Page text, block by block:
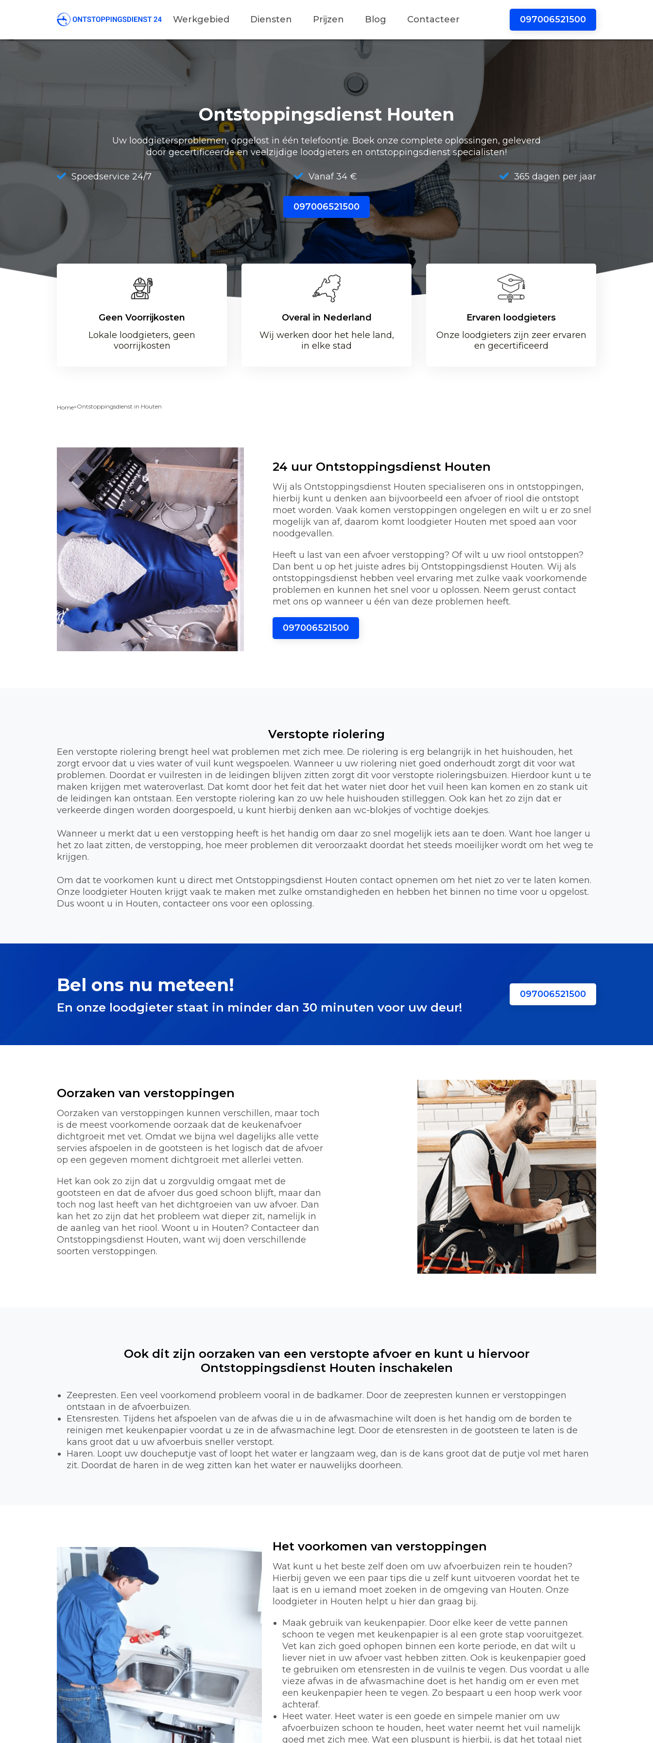
097006521500
Werkgebied Diensten Prijzen Blog Contacteer
Ontstoppingsdienst Houten
Uw loodgietersproblemen, opgelost in één telefoontje. Boek onze complete oplossingen, geleverd
door gecertificeerde en veelzijdige loodgieters en ontstoppingsdienst specialisten!
Spoedservice 24/7 Vanaf 34 € 365 dagen per jaar
097006521500
Geen Voorrijkosten
Lokale loodgieters, geen
voorrijkosten
Overal in Nederland
Wij werken door het hele land,
in elke stad
Ervaren loodgieters
Onze loodgieters zijn zeer ervaren
en gecertificeerd
Home»Ontstoppingsdienst in Houten
24 uur Ontstoppingsdienst Houten
Wij als Ontstoppingsdienst Houten specialiseren ons in ontstoppingen,
hierbij kunt u denken aan bijvoorbeeld een afvoer of riool die ontstopt
moet worden. Vaak komen verstoppingen ongelegen en wilt u er zo snel
mogelijk van af, daarom komt loodgieter Houten met spoed aan voor
noodgevallen.
Heeft u last van een afvoer verstopping? Of wilt u uw riool ontstoppen?
Dan bent u op het juiste adres bij Ontstoppingsdienst Houten. Wij als
ontstoppingsdienst hebben veel ervaring met zulke vaak voorkomende
problemen en kunnen het snel voor u oplossen. Neem gerust contact
met ons op wanneer u één van deze problemen heeft.
097006521500
Verstopte riolering
Een verstopte riolering brengt heel wat problemen met zich mee. De riolering is erg belangrijk in het huishouden, het
zorgt ervoor dat u vies water of vuil kunt wegspoelen. Wanneer u uw riolering niet goed onderhoudt zorgt dit voor wat
problemen. Doordat er vuilresten in de leidingen blijven zitten zorgt dit voor verstopte rioleringsbuizen. Hierdoor kunt u te
maken krijgen met wateroverlast. Dat komt door het feit dat het water niet door het vuil heen kan komen en zo stank uit
de leidingen kan ontstaan. Een verstopte riolering kan zo uw hele huishouden stilleggen. Ook kan het zo zijn dat er
verkeerde dingen worden doorgespoeld, u kunt hierbij denken aan wc-blokjes of vochtige doekjes.
Wanneer u merkt dat u een verstopping heeft is het handig om daar zo snel mogelijk iets aan te doen. Want hoe langer u
het zo laat zitten, de verstopping, hoe meer problemen dit veroorzaakt doordat het steeds moeilijker wordt om het weg te
krijgen.
Om dat te voorkomen kunt u direct met Ontstoppingsdienst Houten contact opnemen om het niet zo ver te laten komen.
Onze loodgieter Houten krijgt vaak te maken met zulke omstandigheden en hebben het binnen no time voor u opgelost.
Dus woont u in Houten, contacteer ons voor een oplossing.
Bel ons nu meteen!
En onze loodgieter staat in minder dan 30 minuten voor uw deur!
097006521500
Oorzaken van verstoppingen
Oorzaken van verstoppingen kunnen verschillen, maar toch
is de meest voorkomende oorzaak dat de keukenafvoer
dichtgroeit met vet. Omdat we bijna wel dagelijks alle vette
servies afspoelen in de gootsteen is het logisch dat de afvoer
op een gegeven moment dichtgroeit met allerlei vetten.
Het kan ook zo zijn dat u zorgvuldig omgaat met de
gootsteen en dat de afvoer dus goed schoon blijft, maar dan
toch nog last heeft van het dichtgroeien van uw afvoer. Dan
kan het zo zijn dat het probleem wat dieper zit, namelijk in
de aanleg van het riool. Woont u in Houten? Contacteer dan
Ontstoppingsdienst Houten, want wij doen verschillende
soorten verstoppingen.
Ook dit zijn oorzaken van een verstopte afvoer en kunt u hiervoor
Ontstoppingsdienst Houten inschakelen
Zeepresten. Een veel voorkomend probleem vooral in de badkamer. Door de zeepresten kunnen er verstoppingen
ontstaan in de afvoerbuizen.
Etensresten. Tijdens het afspoelen van de afwas die u in de afwasmachine wilt doen is het handig om de borden te
reinigen met keukenpapier voordat u ze in de afwasmachine legt. Door de etensresten in de gootsteen te laten is de
kans groot dat u uw afvoerbuis sneller verstopt.
Haren. Loopt uw doucheputje vast of loopt het water er langzaam weg, dan is de kans groot dat de putje vol met haren
zit. Doordat de haren in de weg zitten kan het water er nauwelijks doorheen.
Het voorkomen van verstoppingen
Wat kunt u het beste zelf doen om uw afvoerbuizen rein te houden?
Hierbij geven we een paar tips die u zelf kunt uitvoeren voordat het te
laat is en u iemand moet zoeken in de omgeving van Houten. Onze
loodgieter in Houten helpt u hier dan graag bij.
Maak gebruik van keukenpapier. Door elke keer de vette pannen
schoon te vegen met keukenpapier is al een grote stap vooruitgezet.
Vet kan zich goed ophopen binnen een korte periode, en dat wilt u
liever niet in uw afvoer vast hebben zitten. Ook is keukenpapier goed
te gebruiken om etensresten in de vuilnis te vegen. Dus voordat u alle
vieze afwas in de afwasmachine doet is het handig om er even met
een keukenpapier heen te vegen. Zo bespaart u een hoop werk voor
achteraf.
Heet water. Heet water is een goede en simpele manier om uw
afvoerbuizen schoon te houden, heet water neemt het vuil namelijk
goed met zich mee. Wat een pluspunt is hierbij, is dat het totaal niet